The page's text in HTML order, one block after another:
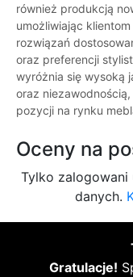
również produkcją
umożliwiając
rozwiązań
oraz preferencji
wyróżnia się wysoką
oraz
pozycji na rynku
Oceny na
Tylko
danych.
Gratulacje!